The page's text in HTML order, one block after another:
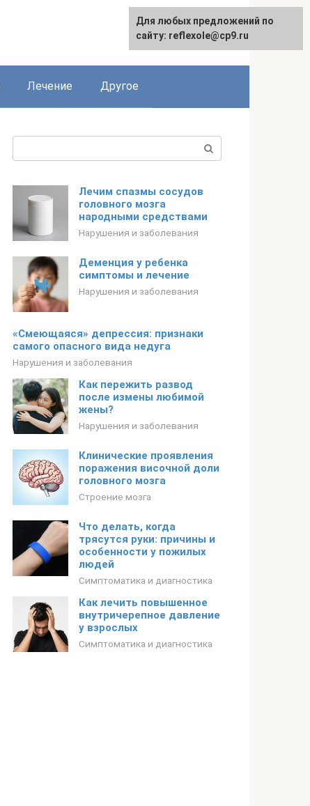
Лечение Другое
Лечим спазмы сосудов
головного мозга
народными средствами
Нарушения и заболевания
Деменция у ребенка
симптомы и лечение
Нарушения и заболевания
«Смеющаяся» депрессия: признаки
самого опасного вида недуга
Нарушения и заболевания
Как пережить развод
после измены любимой
жены?
Нарушения и заболевания
Клинические проявления
поражения височной доли
головного мозга
Строение мозга
Что делать, когда
трясутся руки: причины и
особенности у пожилых
людей
Симптоматика и диагностика
Как лечить повышенное
внутричерепное давление
у взрослых
Симптоматика и диагностика
Для любых предложений по
сайту: reflexole@cp9.ru